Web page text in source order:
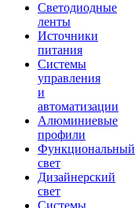
Светодиодные
ленты
Источники
питания
Системы
управления
и
автоматизации
Алюминиевые
профили
Функциональный
свет
Дизайнерский
свет
Системы